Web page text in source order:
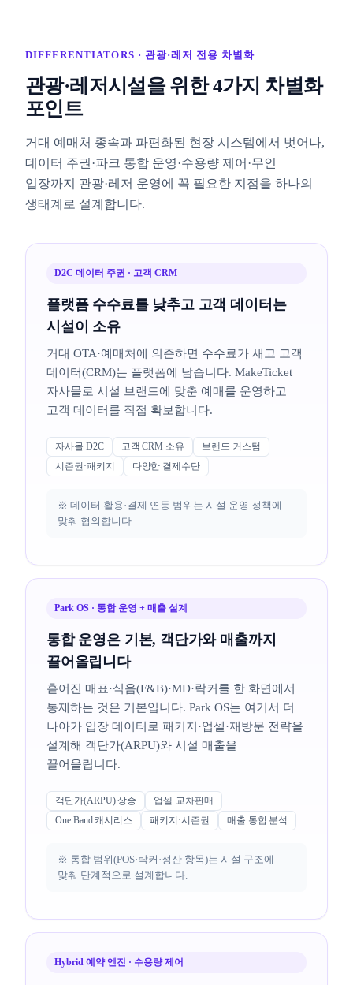
DIFFERENTIATORS · 관광·레저 전용 차별화
관광·레저시설을 위한 4가지 차별화
포인트
거대 예매처 종속과 파편화된 현장 시스템에서 벗어나,
데이터 주권·파크 통합 운영·수용량 제어·무인
입장까지 관광·레저 운영에 꼭 필요한 지점을 하나의
생태계로 설계합니다.
D2C 데이터 주권 · 고객 CRM
플랫폼 수수료를 낮추고 고객 데이터는
시설이 소유
거대 OTA·예매처에 의존하면 수수료가 새고 고객
데이터(CRM)는 플랫폼에 남습니다. MakeTicket
자사몰로 시설 브랜드에 맞춘 예매를 운영하고
고객 데이터를 직접 확보합니다.
자사몰 D2C 고객 CRM 소유
브랜드 커스텀
시즌권·패키지
다양한 결제수단
※ 데이터 활용·결제 연동 범위는 시설 운영 정책에
맞춰 협의합니다.
Park OS · 통합 운영 + 매출 설계
통합 운영은 기본, 객단가와 매출까지
끌어올립니다
흩어진 매표·식음(F&B)·MD·락커를 한 화면에서
통제하는 것은 기본입니다. Park OS는 여기서 더
나아가 입장 데이터로 패키지·업셀·재방문 전략을
설계해 객단가(ARPU)와 시설 매출을
끌어올립니다.
객단가(ARPU) 상승
업셀·교차판매
One Band 캐시리스
패키지·시즌권 매출 통합 분석
※ 통합 범위(POS·락커·정산 항목)는 시설 구조에
맞춰 단계적으로 설계합니다.
Hybrid 예약 엔진 · 수용량 제어